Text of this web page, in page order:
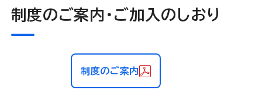
制度のご案内・ご加入のしおり
制度のご案内